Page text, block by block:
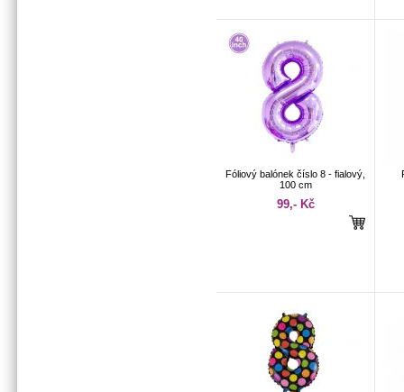
Fóliový balónek číslo 8 - fialový,
100 cm
99,- Kč